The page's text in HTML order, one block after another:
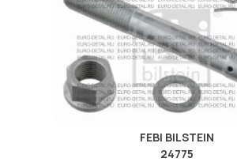
FEBI BILSTEIN
24775